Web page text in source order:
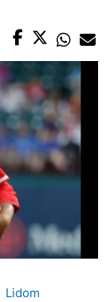
Lidom